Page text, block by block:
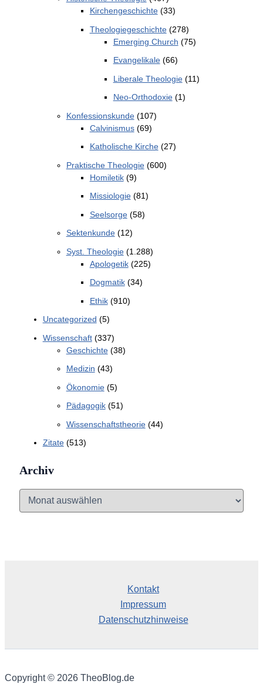
Kirchengeschichte(33)
Theologiegeschichte(278)
Emerging Church (75)
Evangelikale(66)
Liberale Theologie(11)
Neo-Orthodoxie(1)
Konfessionskunde(107)
Calvinismus(69)
Katholische Kirche(27)
Praktische Theologie(600)
Homiletik(9)
Missiologie(81)
Seelsorge(58)
Sektenkunde(12)
Syst. Theologie(1.288)
Apologetik(225)
Dogmatik(34)
Ethik(910)
Uncategorized (5)
Wissenschaft(337)
Geschichte(38)
Medizin (43)
Ökonomie(5)
Pädagogik(51)
Wissenschaftstheorie(44)
Zitate(513)
Archiv
Kontakt
Impressum
Datenschutzhinweise
Copyright © 2026 TheoBlog.de